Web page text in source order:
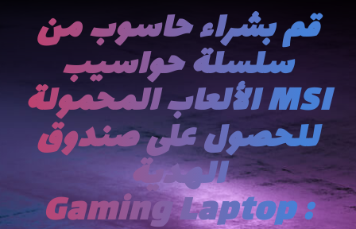
قم بشراء حاسوب من
سلسلة حواسیب
الألعاب المحمولة MSI
للحصول على صندوق
الھدیة
Gaming Laptop :